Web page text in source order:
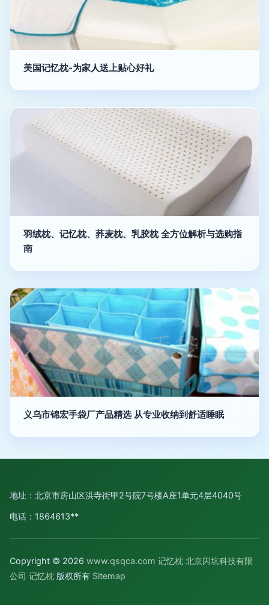
美国记忆枕-为家人送上贴心好礼
羽绒枕、记忆枕、荞麦枕、乳胶枕 全方位解析与选购指
南
义乌市锦宏手袋厂产品精选 从专业收纳到舒适睡眠
地址：北京市房山区洪寺街甲2号院7号楼A座1单元4层4040号
电话：1864613**
Copyright © 2026 www.qsqca.com 记忆枕 北京闪坑科技有限
公司 记忆枕 版权所有 Sitemap